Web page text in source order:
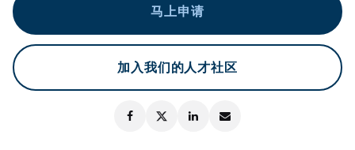
马上申请
加入我们的人才社区